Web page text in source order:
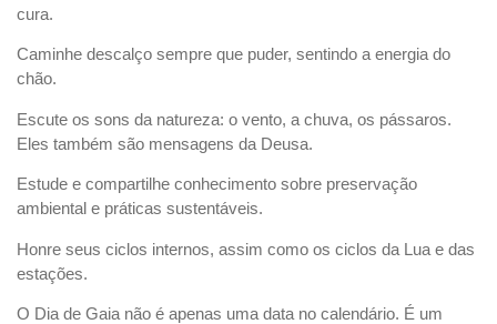
cura.
Caminhe descalço sempre que puder, sentindo a energia do
chão.
Escute os sons da natureza: o vento, a chuva, os pássaros.
Eles também são mensagens da Deusa.
Estude e compartilhe conhecimento sobre preservação
ambiental e práticas sustentáveis.
Honre seus ciclos internos, assim como os ciclos da Lua e das
estações.
O Dia de Gaia não é apenas uma data no calendário. É um